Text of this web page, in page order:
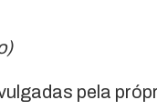
pela